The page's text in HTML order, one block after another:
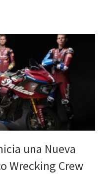
una Nueva
Wrecking Crew